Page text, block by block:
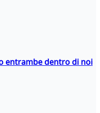
entrambe dentro di noi